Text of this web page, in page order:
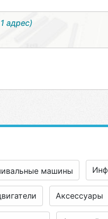
адрес)
машины
Аксессуары